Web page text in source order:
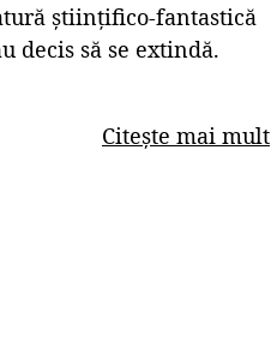
științifico-fantastică
decis să se extindă.
Citește mai mult